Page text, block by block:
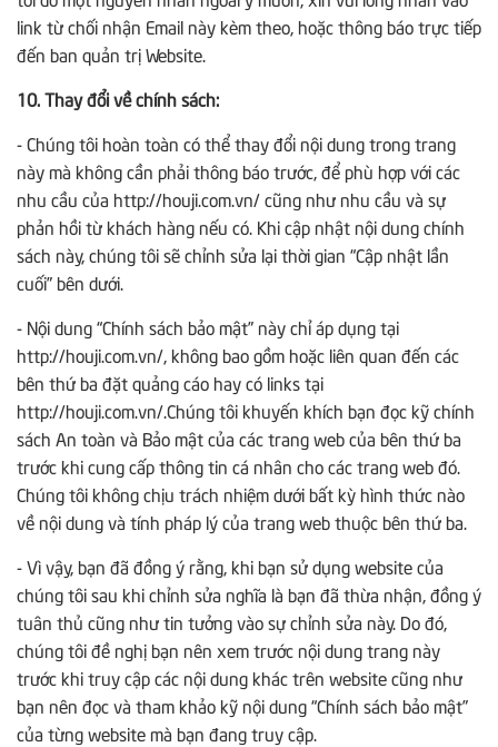
link từ chối nhận Email này kèm theo, hoặc thông báo trực tiếp
đến ban quản trị Website.
10. Thay đổi về chính sách:
- Chúng tôi hoàn toàn có thể thay đổi nội dung trong trang
này mà không cần phải thông báo trước, để phù hợp với các
nhu cầu của http://houji.com.vn/ cũng như nhu cầu và sự
phản hồi từ khách hàng nếu có. Khi cập nhật nội dung chính
sách này, chúng tôi sẽ chỉnh sửa lại thời gian “Cập nhật lần
cuối” bên dưới.
- Nội dung “Chính sách bảo mật” này chỉ áp dụng tại
http://houji.com.vn/, không bao gồm hoặc liên quan đến các
bên thứ ba đặt quảng cáo hay có links tại
http://houji.com.vn/.Chúng tôi khuyến khích bạn đọc kỹ chính
sách An toàn và Bảo mật của các trang web của bên thứ ba
trước khi cung cấp thông tin cá nhân cho các trang web đó.
Chúng tôi không chịu trách nhiệm dưới bất kỳ hình thức nào
về nội dung và tính pháp lý của trang web thuộc bên thứ ba.
- Vì vậy, bạn đã đồng ý rằng, khi bạn sử dụng website của
chúng tôi sau khi chỉnh sửa nghĩa là bạn đã thừa nhận, đồng ý
tuân thủ cũng như tin tưởng vào sự chỉnh sửa này. Do đó,
chúng tôi đề nghị bạn nên xem trước nội dung trang này
trước khi truy cập các nội dung khác trên website cũng như
bạn nên đọc và tham khảo kỹ nội dung “Chính sách bảo mật”
của từng website mà bạn đang truy cập.